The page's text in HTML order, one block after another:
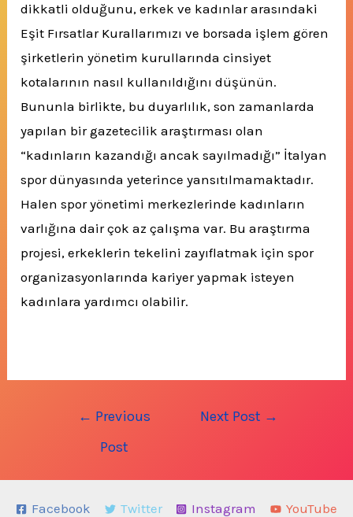
dikkatli olduğunu, erkek ve kadınlar arasındaki
Eşit Fırsatlar Kurallarımızı ve borsada işlem gören
şirketlerin yönetim kurullarında cinsiyet
kotalarının nasıl kullanıldığını düşünün.
Bununla birlikte, bu duyarlılık, son zamanlarda
yapılan bir gazetecilik araştırması olan
“kadınların kazandığı ancak sayılmadığı” İtalyan
spor dünyasında yeterince yansıtılmamaktadır.
Halen spor yönetimi merkezlerinde kadınların
varlığına dair çok az çalışma var. Bu araştırma
projesi, erkeklerin tekelini zayıflatmak için spor
organizasyonlarında kariyer yapmak isteyen
kadınlara yardımcı olabilir.
← Previous
Post
Next Post →
Facebook Twitter Instagram YouTube